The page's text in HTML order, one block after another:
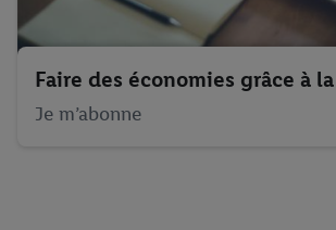
Faire des économies grâce à
Je m’abonne